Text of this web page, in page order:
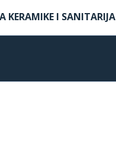
KERAMIKE I SANITARIJA